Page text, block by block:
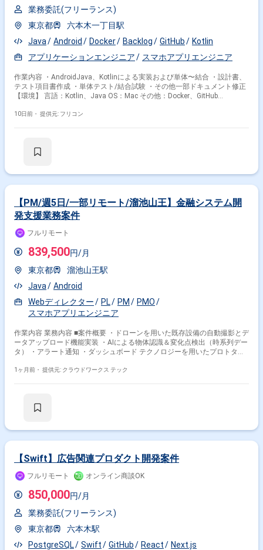
業務委託(フリーランス)
東京都
六本木一丁目駅
Java
Android Docker Backlog GitHub
Kotlin
アプリケーションエンジニア
スマホアプリエンジニア
作業内容 ・AndroidJava、Kotlinによる実装および単体〜結合 ・設計書、
テスト項目書作成 ・単体テスト/結合試験 ・その他一部ドキュメント修正
【環境】 言語：Kotlin、Java OS：Mac その他：Docker、GitHub
Notion
10日前・ 提供元: フリコン
【PM/週5日/一部リモート/溜池山王】金融システム開
発支援業務案件
フルリモート
839,500円/月
東京都
溜池山王駅
Java
Android
Webディレクター
PL PM
PMO
スマホアプリエンジニア
作業内容 業務内容 ■案件概要 ・ドローンを用いた既存設備の自動撮影とデ
ータアップロード機能実装 ・AIによる物体認識＆変化点検出（時系列デー
タ） ・アラート通知 ・ダッシュボード テクノロジーを用いたプロトタイ
成 ドローンやAIの業務をトライアルしてみたものの分析 テクノロジ
25年を予定しております。 定例等を除けば成果主義のためフルフレック
回あるかどうか） ・PC自前 関わるサービス・プロダクト ■企業について
SES企業様からのエンド直受託案件でございます。面談未実施のため、企
業情報については随時更新いたします。 エンド先は数千万DLを超える、
いて マンガアプリのAndroid開発支援 ■募集背景 事業拡大における人員増
1ヶ月前・ 提供元: クラウドワークス テック
【Swift】広告関連プロダクト開発案件
フルリモート オンライン商談OK
850,000円/月
業務委託(フリーランス)
東京都
六本木駅
PostgreSQL
Swift GitHub React
Next.js